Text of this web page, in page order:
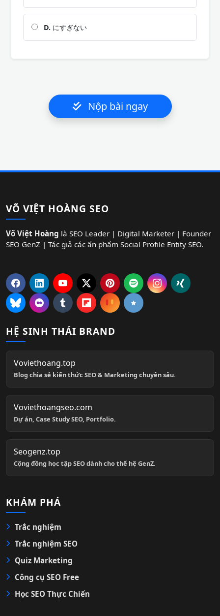
D. にすぎない
Nộp bài ngay
VÕ VIỆT HOÀNG SEO
Võ Việt Hoàng là SEO Leader | Digital Marketer | Founder
SEO GenZ | Tác giả các ấn phẩm Social Profile Entity SEO.
HỆ SINH THÁI BRAND
Voviethoang.top
Blog chia sẻ kiến thức SEO & Marketing chuyên sâu.
Voviethoangseo.com
Dự án, Case Study SEO, Portfolio.
Seogenz.top
Cộng đồng học tập SEO dành cho thế hệ GenZ.
KHÁM PHÁ
Trắc nghiệm
Trắc nghiệm SEO
Quiz Marketing
Công cụ SEO Free
Học SEO Thực Chiến